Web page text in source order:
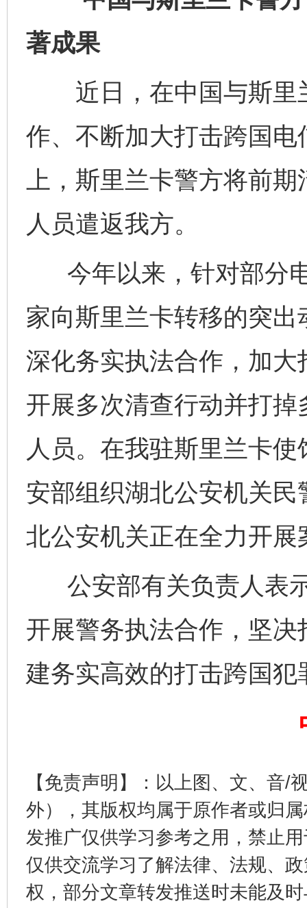
著成果
近日，在中国与斯里
作、不断加大打击跨国
上，斯里兰卡警方将前
人员遣返我方。
今年以来，针对部分
家向斯里兰卡转移的突
深化务实执法合作，加
开展多次清查行动并打
人员。在我驻斯里兰卡
安部组织湖北公安机关
北公安机关正在全力开展
公安部有关负责人表
开展警务执法合作，坚
建务实高效的打击跨国犯
【免责声明】：以上图、文、音/
外），其版权均属于原作者或归
发推广仅供学习参考之用，禁止
仅供交流学习了解法律、法规、
权，部分文章转发推送时未能及
一纸欠
东山县通报“牛蛙产品抗生素超标问题” 法